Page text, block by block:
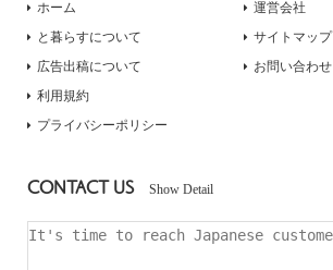
ホーム
と暮らすについて
広告出稿について
運営会社
サイトマップ
お問い合わせ
利用規約
プライバシーポリシー
CONTACT US Show Detail